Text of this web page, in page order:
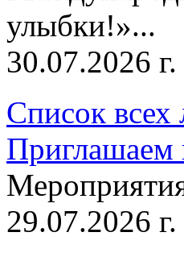
улыбки!»...
30.07.2026 г.
Список всех
Приглашаем
29.07.2026 г.